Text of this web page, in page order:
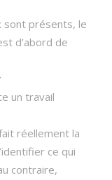
sont présents, le
d’abord de
un travail
réellement la
ce qui
contraire,